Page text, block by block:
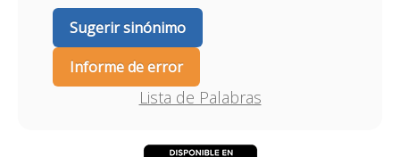
Sugerir sinónimo
Informe de error
Lista de Palabras